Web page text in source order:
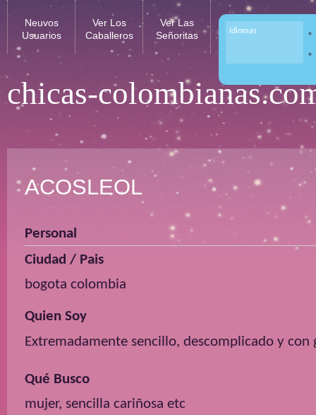
chicas-
Neuvos
Usuarios
Ver Los
Caballeros
Ver Las
Señoritas
Idiomas
ACOSLEOL
Personal
Ciudad / Pais
bogota colombia
Quien Soy
Extremadamente sencillo, descomplicado y con
Qué Busco
mujer, sencilla cariñosa etc